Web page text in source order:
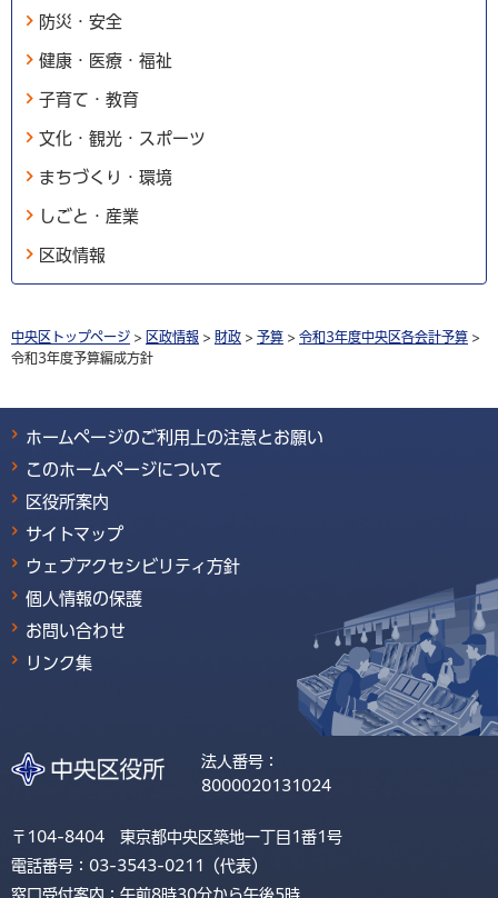
防災・安全
健康・医療・福祉
子育て・教育
文化・観光・スポーツ
まちづくり・環境
しごと・産業
区政情報
中央区トップページ > 区政情報 > 財政 > 予算 > 令和3年度中央区各会計予算 >
令和3年度予算編成方針
ホームページのご利用上の注意とお願い
このホームページについて
区役所案内
サイトマップ
ウェブアクセシビリティ方針
個人情報の保護
お問い合わせ
リンク集
法人番号：
8000020131024
〒104-8404 東京都中央区築地一丁目1番1号
電話番号：03-3543-0211（代表）
窓口受付案内：午前8時30分から午後5時